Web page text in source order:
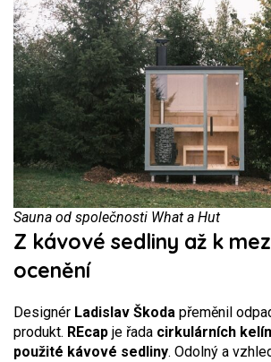
Sauna od společnosti What a Hut
Z kávové sedliny až k
ocenění
Designér Ladislav Škoda přeměnil
produkt. REcap je řada cirkulárních
použité kávové sedliny. Odolný a